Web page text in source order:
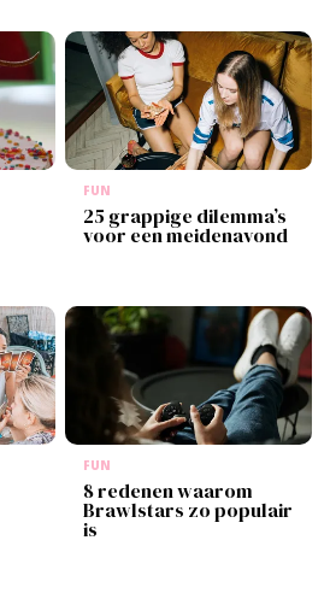
FUN
25 grappige dilemma’s
voor een meidenavond
FUN
8 redenen waarom
Brawlstars zo populair
is